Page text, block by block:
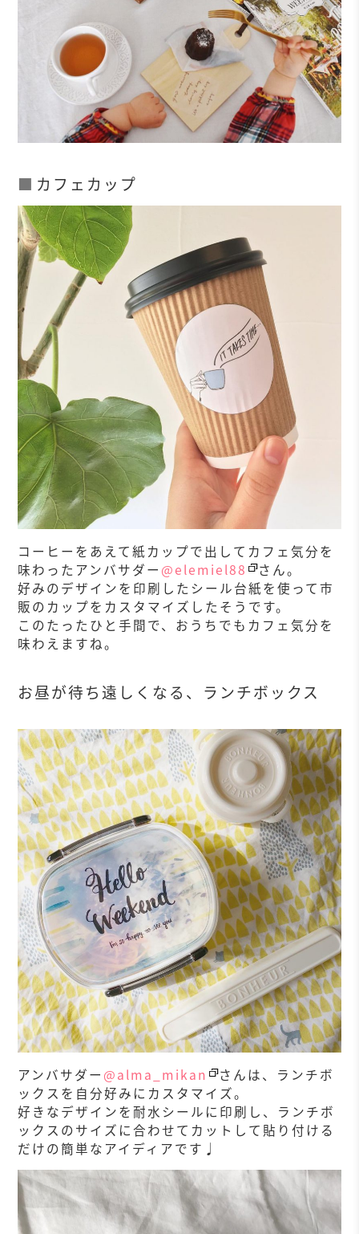
カフェカップ
コーヒーをあえて紙カップで出してカフェ気分を
味わったアンバサダー @elemiel88
さん。
好みのデザインを印刷したシール台紙を使って市
販のカップをカスタマイズしたそうです。
このたったひと手間で、おうちでもカフェ気分を
味わえますね。
お昼が待ち遠しくなる、ランチボックス
アンバサダー @alma_mikan
さんは、ランチボ
ックスを自分好みにカスタマイズ。
好きなデザインを耐水シールに印刷し、ランチボ
ックスのサイズに合わせてカットして貼り付ける
だけの簡単なアイディアです♩